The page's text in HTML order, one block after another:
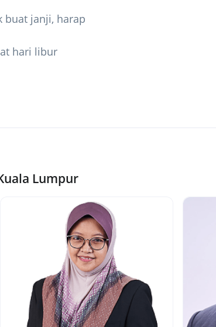
buat janji, harap
hari libur
Lumpur